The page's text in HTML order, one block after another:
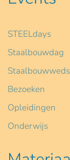
STEELdays
Staalbouwdag
Bezoeken
Opleidingen
Onderwijs